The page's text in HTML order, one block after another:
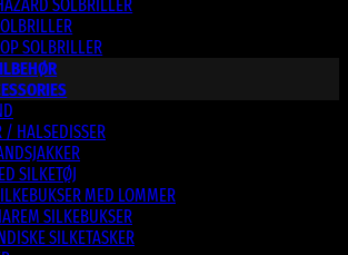
SOLBRILLER
SOLBRILLER
/ HALSEDISSER
SILKETØJ
MED LOMMER
SILKEBUKSER
SILKETASKER